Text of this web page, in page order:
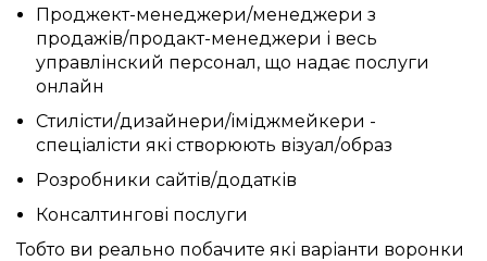
Проджект-менеджери/менеджери з
продажів/продакт-менеджери і весь
управлінский персонал, що надає послуги
онлайн
Стилісти/дизайнери/іміджмейкери -
спеціалісти які створюють візуал/образ
Розробники сайтів/додатків
Консалтингові послуги
Тобто ви реально побачите які варіанти воронки